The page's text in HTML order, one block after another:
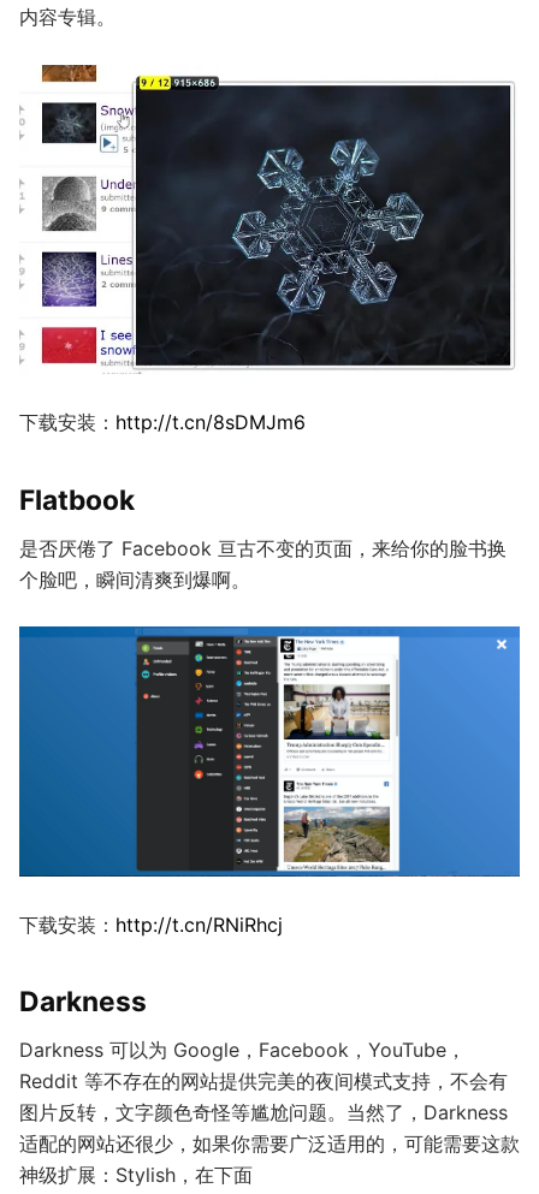
内容专辑。
下载安装： http://t.cn/8sDMJm6
Flatbook
是否厌倦了 Facebook 亘古不变的页面，来给你的脸书换
个脸吧，瞬间清爽到爆啊。
下载安装： http://t.cn/RNiRhcj
Darkness
Darkness 可以为 Google，Facebook，YouTube，
Reddit 等不存在的网站提供完美的夜间模式支持，不会有
图片反转，文字颜色奇怪等尴尬问题。当然了，Darkness
适配的网站还很少，如果你需要广泛适用的，可能需要这款
神级扩展：Stylish，在下面